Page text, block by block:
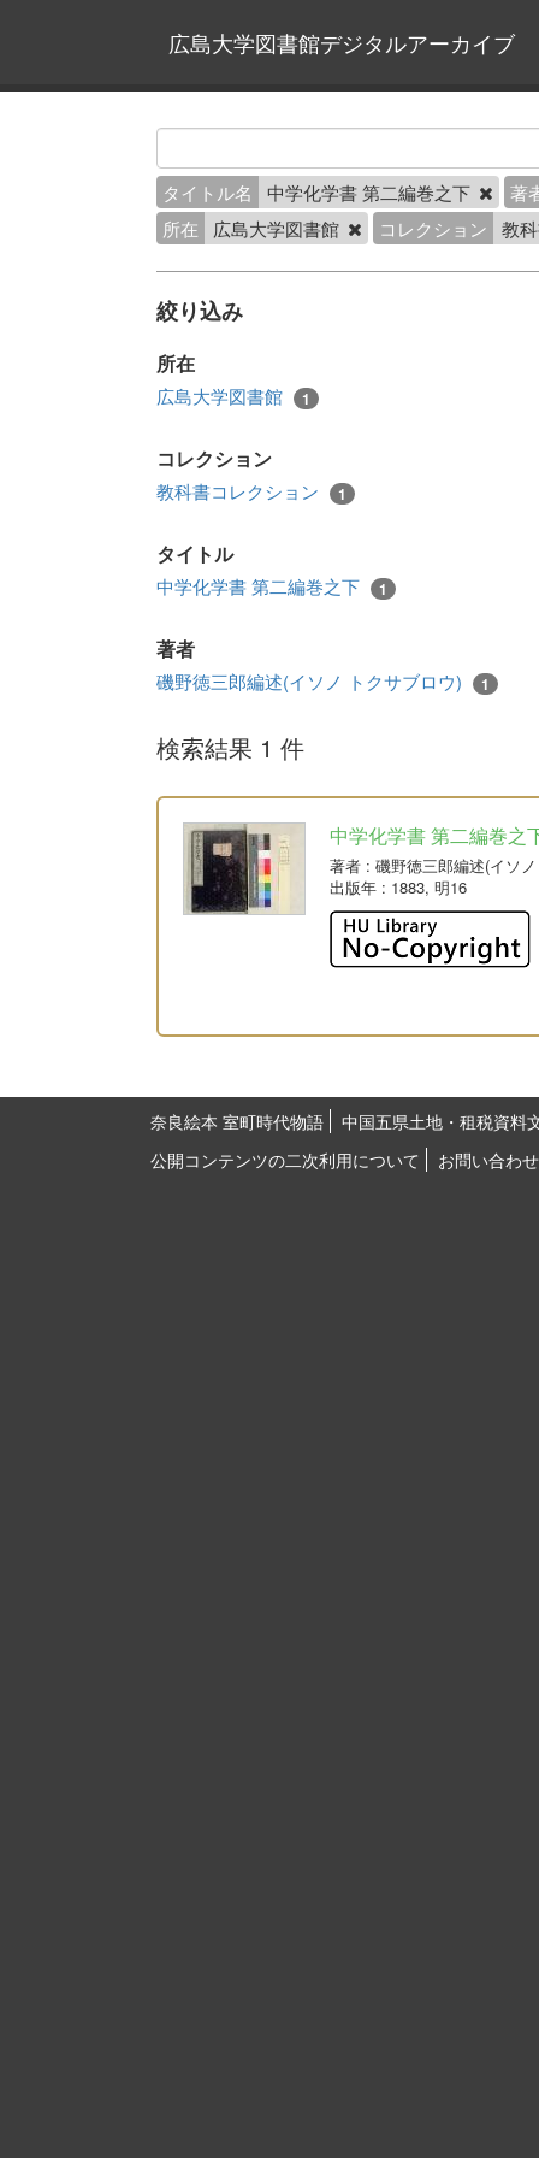
広島大学図書館デジタルアーカイブ
タイトル名 中学化学書 第二編巻之下
著
所在
広島大学図書館 コレクション 教
絞り込み
所在
広島大学図書館 1
コレクション
教科書コレクション 1
タイトル
中学化学書 第二編巻之下 1
著者
磯野徳三郎編述(イソノ トクサブロウ) 1
検索結果 1 件
中学化学書 第二編巻之
著者 : 磯野徳三郎編述(イソ
出版年 : 1883, 明16
奈良絵本 室町時代物語
中国五県土地・租税資料
公開コンテンツの二次利用について
お問い合わせ